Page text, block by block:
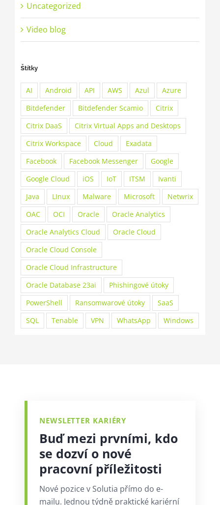
Uncategorized
Video blog
Štítky
AI Android API AWS Azul
Azure
Bitdefender
Bitdefender Scamio
Citrix
Citrix DaaS
Citrix Virtual Apps and Desktops
Citrix Workspace
Cloud
Exadata
Facebook
Facebook Messenger
Google
Google Cloud
iOS IoT ITSM
Ivanti
Java
LInux Malware Microsoft
Netwrix
OAC
OCI Oracle
Oracle Analytics
Oracle Analytics Cloud
Oracle Cloud
Oracle Cloud Console
Oracle Cloud Infrastructure
Oracle Database 23ai
Phishingové útoky
PowerShell
Ransomwarové útoky
SaaS
SQL
Tenable VPN WhatsApp Windows
NEWSLETTER KARIÉRY
Buď mezi prvními, kdo
se dozví o nové
pracovní příležitosti
Nové pozice v Solutia přímo do e-
mailu. Jednou týdně praktické kariérní